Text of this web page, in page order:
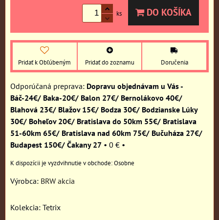
ks DO KOŠÍKA
Pridať k Obľúbeným Pridať do zoznamu Doručenia
Dopravu objednávam u Vás -
Báč-24€/ Baka-20€/ Balon 27€/ Bernolákovo 40€/
Blahová 23€/ Blažov 15€/ Bodza 30€/ Bodzianske Lúky
30€/ Boheľov 20€/ Bratislava do 50km 55€/ Bratislava
51-60km 65€/ Bratislava nad 60km 75€/ Bučuháza 27€/
Budapest 150€/ Čakany 27 • 0 € •
Osobne
Výrobca: BRW akcia
Kolekcia: Tetrix